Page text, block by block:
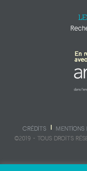
CRÉDITS MENTIONS
©2019 - TOUS DROITS